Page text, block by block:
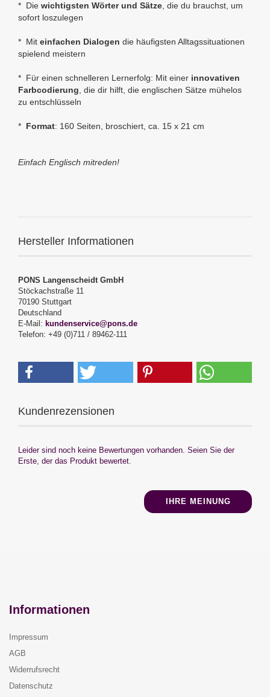
* Die wichtigsten Wörter und Sätze , die du brauchst, um
sofort loszulegen
* Mit einfachen Dialogen die häufigsten Alltagssituationen
spielend meistern
* Für einen schnelleren Lernerfolg: Mit einer innovativen
Farbcodierung , die dir hilft, die englischen Sätze mühelos
zu entschlüsseln
* Format: 160 Seiten, broschiert, ca. 15 x 21 cm
Einfach Englisch mitreden!
Hersteller Informationen
PONS Langenscheidt GmbH
Stöckachstraße 11
70190 Stuttgart
Deutschland
E-Mail: kundenservice@pons.de
Telefon: +49 (0)711 / 89462-111
Kundenrezensionen
Leider sind noch keine Bewertungen vorhanden. Seien Sie der
Erste, der das Produkt bewertet.
IHRE MEINUNG
Informationen
Impressum
AGB
Widerrufsrecht
Datenschutz